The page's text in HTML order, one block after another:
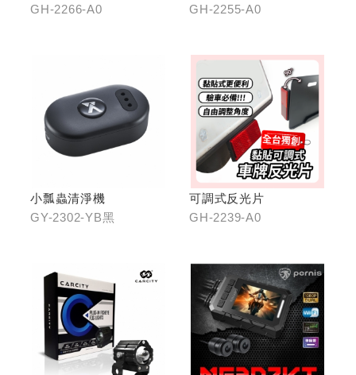
震手機架
GH-2266-A0
GH-2255-A0
小瓢蟲清淨機
GY-2302-YB黑
可調式反光片
GH-2239-A0